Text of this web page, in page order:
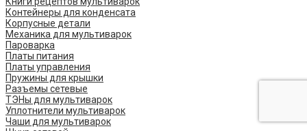
Контейнеры для конденсата
Корпусные детали
Механика для мультиварок
Пароварка
Платы питания
Платы управления
Пружины для крышки
Разъемы сетевые
ТЭНы для мультиварок
Уплотнители мультиварок
Чаши для мультиварок